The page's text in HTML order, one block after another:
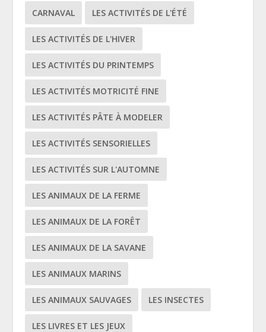
CARNAVAL LES ACTIVITÉS DE L'ÉTÉ
LES ACTIVITÉS DE L'HIVER
LES ACTIVITÉS DU PRINTEMPS
LES ACTIVITÉS MOTRICITÉ FINE
LES ACTIVITÉS PÂTE À MODELER
LES ACTIVITÉS SENSORIELLES
LES ACTIVITÉS SUR L'AUTOMNE
LES ANIMAUX DE LA FERME
LES ANIMAUX DE LA FORÊT
LES ANIMAUX DE LA SAVANE
LES ANIMAUX MARINS
LES ANIMAUX SAUVAGES LES INSECTES
LES LIVRES ET LES JEUX